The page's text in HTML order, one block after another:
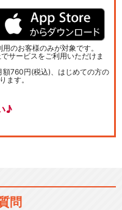
のお客様のみが対象です。
サービスをご利用いただけま
額760円(税込)、はじめての方の
ます。
♪
問